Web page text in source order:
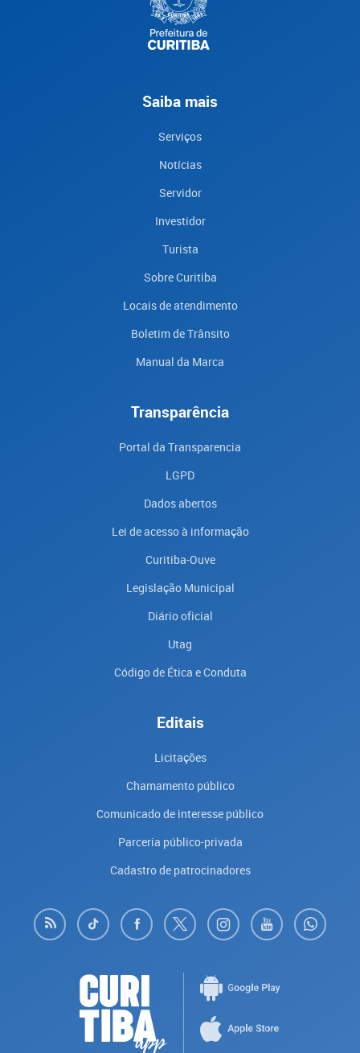
Saiba mais
Serviços
Notícias
Servidor
Investidor
Turista
Sobre Curitiba
Locais de atendimento
Boletim de Trânsito
Manual da Marca
Transparência
Portal da Transparencia
LGPD
Dados abertos
Lei de acesso à informação
Curitiba-Ouve
Legislação Municipal
Diário oficial
Utag
Código de Ética e Conduta
Editais
Licitações
Chamamento público
Comunicado de interesse público
Parceria público-privada
Cadastro de patrocinadores